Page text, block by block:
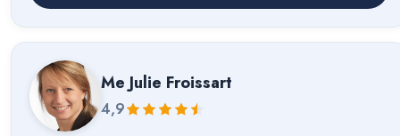
Me Julie Froissart
4,9